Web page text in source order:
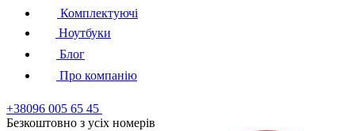
Комплектуючі
Ноутбуки
Блог
Про компанію
+38096 005 65 45
Безкоштовно з усiх номерiв